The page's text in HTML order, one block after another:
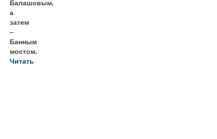
Балашовым,
а
затем
–
Банным
мостом.
Читать